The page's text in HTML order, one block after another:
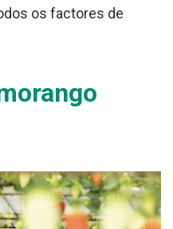
os factores de